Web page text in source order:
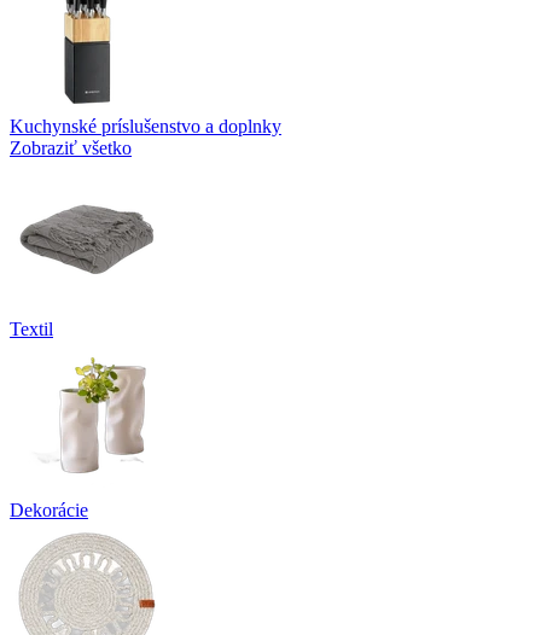
Kuchynské príslušenstvo a doplnky
Zobraziť všetko
Textil
Dekorácie